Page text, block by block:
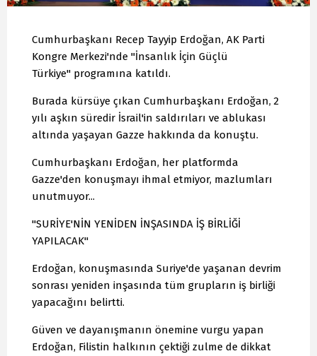
Cumhurbaşkanı Recep Tayyip Erdoğan, AK Parti
Kongre Merkezi'nde "İnsanlık İçin Güçlü
Türkiye" programına katıldı.
Burada kürsüye çıkan Cumhurbaşkanı Erdoğan, 2
yılı aşkın süredir İsrail'in saldırıları ve ablukası
altında yaşayan Gazze hakkında da konuştu.
Cumhurbaşkanı Erdoğan, her platformda
Gazze'den konuşmayı ihmal etmiyor, mazlumları
unutmuyor...
"SURİYE'NİN YENİDEN İNŞASINDA İŞ BİRLİĞİ
YAPILACAK"
Erdoğan, konuşmasında Suriye'de yaşanan devrim
sonrası yeniden inşasında tüm grupların iş birliği
yapacağını belirtti.
Güven ve dayanışmanın önemine vurgu yapan
Erdoğan, Filistin halkının çektiği zulme de dikkat